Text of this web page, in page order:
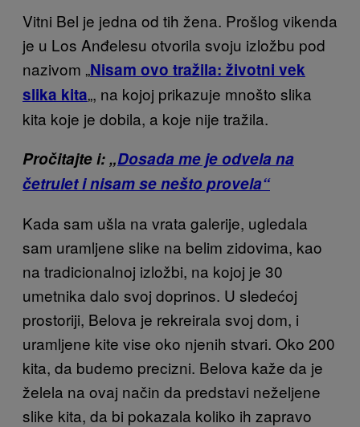
Vitni Bel je jedna od tih žena. Prošlog vikenda
je u Los Anđelesu otvorila svoju izložbu pod
nazivom „Nisam ovo tražila: životni vek
slika kita„, na kojoj prikazuje mnošto slika
kita koje je dobila, a koje nije tražila.
Pročitajte i: „Dosada me je odvela na
četrulet i nisam se nešto provela“
Kada sam ušla na vrata galerije, ugledala
sam uramljene slike na belim zidovima, kao
na tradicionalnoj izložbi, na kojoj je 30
umetnika dalo svoj doprinos. U sledećoj
prostoriji, Belova je rekreirala svoj dom, i
uramljene kite vise oko njenih stvari. Oko 200
kita, da budemo precizni. Belova kaže da je
želela na ovaj način da predstavi neželjene
slike kita, da bi pokazala koliko ih zapravo